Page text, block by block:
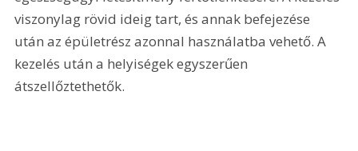
viszonylag rövid ideig tart, és annak befejezése
után az épületrész azonnal használatba vehető. A
kezelés után a helyiségek egyszerűen
átszellőztethetők.